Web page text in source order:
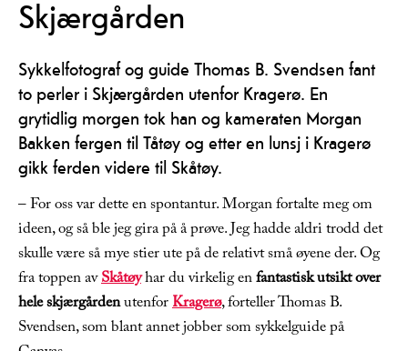
Skjærgården
Sykkelfotograf og guide Thomas B. Svendsen fant
to perler i Skjærgården utenfor Kragerø. En
grytidlig morgen tok han og kameraten Morgan
Bakken fergen til Tåtøy og etter en lunsj i Kragerø
gikk ferden videre til Skåtøy.
– For oss var dette en spontantur. Morgan fortalte meg om
ideen, og så ble jeg gira på å prøve. Jeg hadde aldri trodd det
skulle være så mye stier ute på de relativt små øyene der. Og
fra toppen avSkåtøyhar du virkelig enfantastisk utsikt over
hele skjærgårdenutenforKragerø, forteller Thomas B.
Svendsen, som blant annet jobber som sykkelguide på